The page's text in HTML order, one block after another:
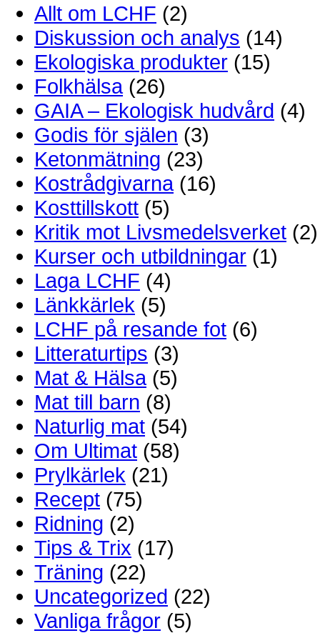
Allt om LCHF (2)
Diskussion och analys (14)
Ekologiska produkter (15)
Folkhälsa(26)
GAIA – Ekologisk hudvård (4)
Godis för själen (3)
Ketonmätning (23)
Kostrådgivarna(16)
Kosttillskott (5)
Kritik mot Livsmedelsverket (2)
Kurser och utbildningar (1)
Laga LCHF (4)
Länkkärlek (5)
LCHF på resande fot (6)
Litteraturtips (3)
Mat & Hälsa(5)
Mat till barn (8)
Naturlig mat (54)
Om Ultimat (58)
Prylkärlek (21)
Recept (75)
Ridning (2)
Tips & Trix (17)
Träning (22)
Uncategorized (22)
Vanliga frågor (5)